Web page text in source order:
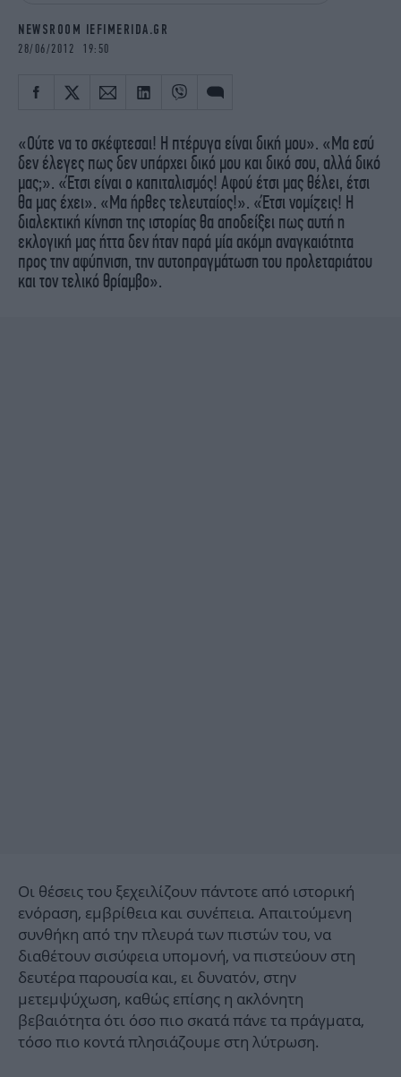
OSCARS
NEWSROOM IEFIMERIDA.GR
28/06/2012 19:50
«Ούτε να το σκέφτεσαι! Η πτέρυγα είναι δική μου». «Μα εσύ
δεν έλεγες πως δεν υπάρχει δικό μου και δικό σου, αλλά δικό
μας;». «Έτσι είναι ο καπιταλισμός! Αφού έτσι μας θέλει, έτσι
θα μας έχει». «Μα ήρθες τελευταίος!». «Έτσι νομίζεις! Η
διαλεκτική κίνηση της ιστορίας θα αποδείξει πως αυτή η
εκλογική μας ήττα δεν ήταν παρά μία ακόμη αναγκαιότητα
προς την αφύπνιση, την αυτοπραγμάτωση του προλεταριάτου
και τον τελικό θρίαμβο».
Οι θέσεις του ξεχειλίζουν πάντοτε από ιστορική
ενόραση, εμβρίθεια και συνέπεια. Απαιτούμενη
συνθήκη από την πλευρά των πιστών του, να
διαθέτουν σισύφεια υπομονή, να πιστεύουν στη
δευτέρα παρουσία και, ει δυνατόν, στην
μετεμψύχωση, καθώς επίσης η ακλόνητη
βεβαιότητα ότι όσο πιο σκατά πάνε τα πράγματα,
τόσο πιο κοντά πλησιάζουμε στη λύτρωση.